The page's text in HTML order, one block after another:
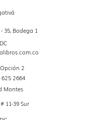
35, Bodega 1
Opción 2
2664
Montes
11-39 Sur